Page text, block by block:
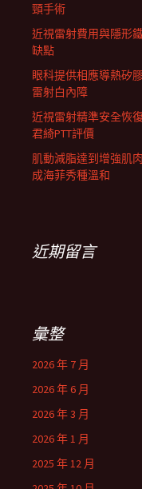
頸手術
近視雷射費用與隱形
缺點
眼科提供相應導熱矽
雷射白內障
近視雷射精準安全恢
君綺PTT評價
肌動減脂達到增強肌
成海菲秀種溫和
近期留言
彙整
2026 年 7 月
2026 年 6 月
2026 年 3 月
2026 年 1 月
2025 年 12 月